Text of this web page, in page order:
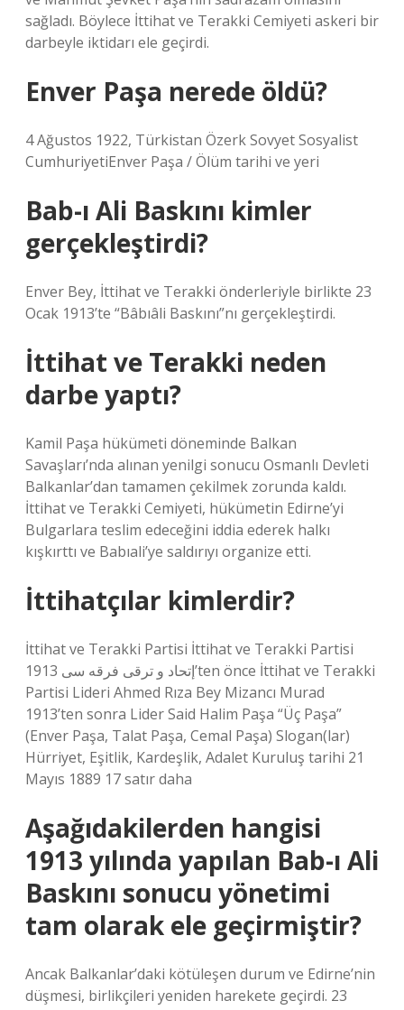
sağladı. Böylece İttihat ve Terakki Cemiyeti askeri bir
darbeyle iktidarı ele geçirdi.
Enver Paşa nerede öldü?
4 Ağustos 1922, Türkistan Özerk Sovyet Sosyalist
CumhuriyetiEnver Paşa / Ölüm tarihi ve yeri
Bab-ı Ali Baskını kimler
gerçekleştirdi?
Enver Bey, İttihat ve Terakki önderleriyle birlikte 23
Ocak 1913’te “Bâbıâli Baskını”nı gerçekleştirdi.
İttihat ve Terakki neden
darbe yaptı?
Kamil Paşa hükümeti döneminde Balkan
Savaşları’nda alınan yenilgi sonucu Osmanlı Devleti
Balkanlar’dan tamamen çekilmek zorunda kaldı.
İttihat ve Terakki Cemiyeti, hükümetin Edirne’yi
Bulgarlara teslim edeceğini iddia ederek halkı
kışkırttı ve Babıali’ye saldırıyı organize etti.
İttihatçılar kimlerdir?
İttihat ve Terakki Partisi İttihat ve Terakki Partisi
إتحاد و ترقى فرقه‌‌ سی 1913’ten önce İttihat ve Terakki
Partisi Lideri Ahmed Rıza Bey Mizancı Murad
1913’ten sonra Lider Said Halim Paşa “Üç Paşa”
(Enver Paşa, Talat Paşa, Cemal Paşa) Slogan(lar)
Hürriyet, Eşitlik, Kardeşlik, Adalet Kuruluş tarihi 21
Mayıs 1889 17 satır daha
Aşağıdakilerden hangisi
1913 yılında yapılan Bab-ı Ali
Baskını sonucu yönetimi
tam olarak ele geçirmiştir?
Ancak Balkanlar’daki kötüleşen durum ve Edirne’nin
düşmesi, birlikçileri yeniden harekete geçirdi. 23